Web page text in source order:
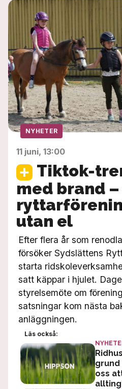
NYHETER
11 juni, 13:00
Tiktok-
med brand –
utan el
Efter flera år som
försöker Sydslättens
starta
satt käppar i hjulet.
styrelsemöte om
satsningar kom nästa
anläggningen.
Läs också:
grund
oss